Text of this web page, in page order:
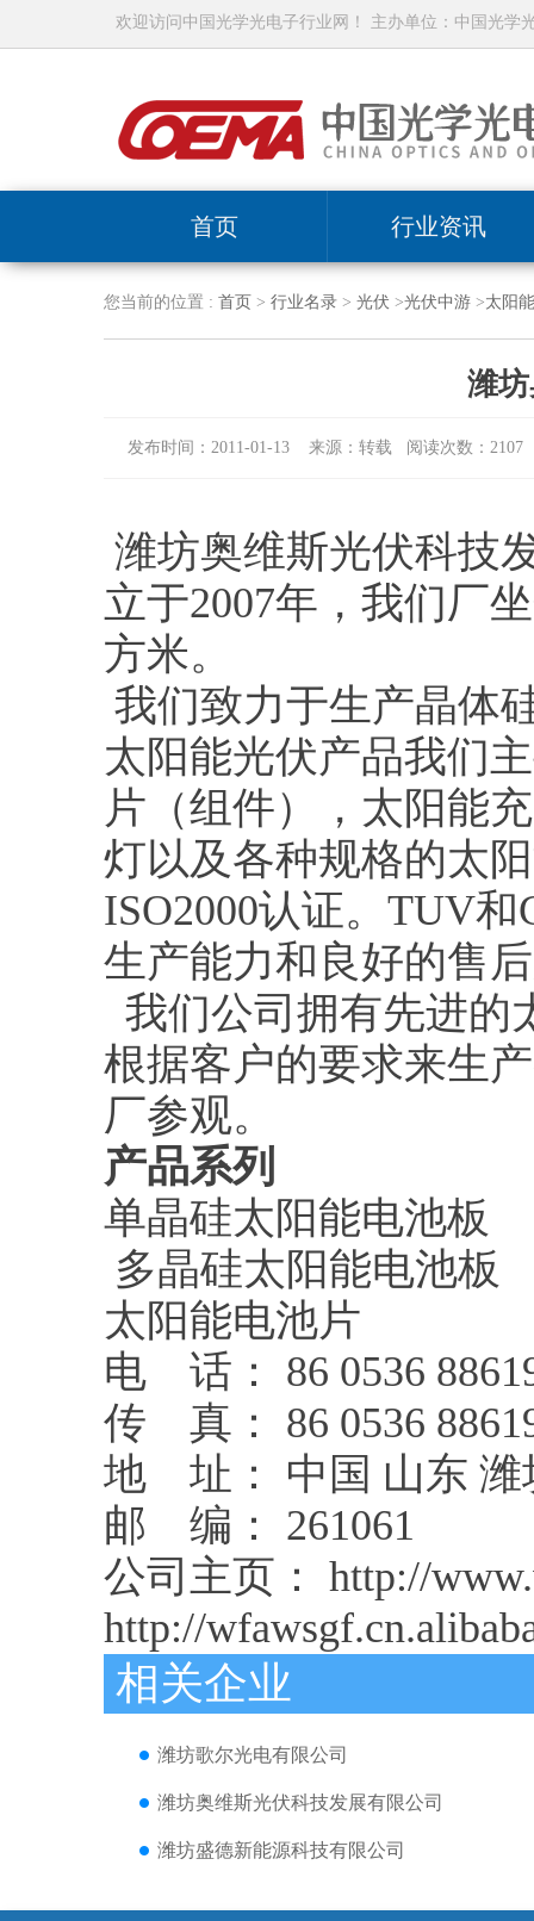
欢迎访问中国光学光电子行业网！ 主办单位：中国光学
首页 行业资讯
您当前的位置 : 首页 > 行业名录> 光伏 >光伏中游>太阳
潍
发布时间：2011-01-13 来源：转载 阅读次数：2107
潍坊奥维斯光伏科技
立于2007年，我们厂
方米。
我们致力于生产晶体
太阳能光伏产品我们
片（组件），太阳能
灯以及各种规格的太
ISO2000认证。TUV
生产能力和良好的售
我们公司拥有先进的
根据客户的要求来生
厂参观。
产品系列
单晶硅太阳能电池板
多晶硅太阳能电池板
太阳能电池片
电 话： 86 0536
传 真： 86 0536
地 址： 中国 山东 潍
邮 编： 261061
公司主页： http://
http://
相关企业
潍坊歌尔光电有限公司
潍坊奥维斯光伏科技发展有限公司
潍坊盛德新能源科技有限公司